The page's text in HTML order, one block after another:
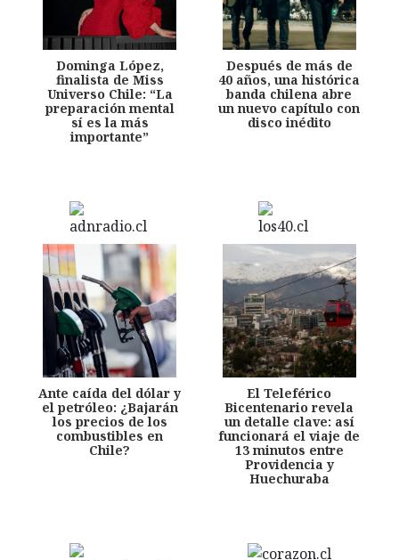
Dominga López,
finalista de Miss
Universo Chile: “La
preparación mental
sí es la más
importante”
Después de más de
40 años, una histórica
banda chilena abre
un nuevo capítulo con
disco inédito
Ante caída del dólar y
el petróleo: ¿Bajarán
los precios de los
combustibles en
Chile?
El Teleférico
Bicentenario revela
un detalle clave: así
funcionará el viaje de
13 minutos entre
Providencia y
Huechuraba